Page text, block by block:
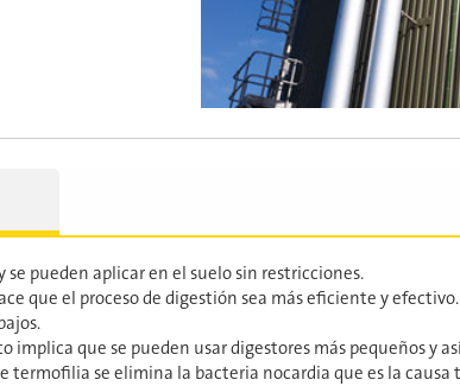
se pueden aplicar en el suelo sin restricciones.
que el proceso de digestión sea más eficiente y efectivo.
que se pueden usar digestores más pequeños y
se elimina la bacteria nocardia que es la causa